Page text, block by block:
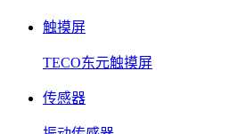
触摸屏
TECO东元触摸屏
传感器